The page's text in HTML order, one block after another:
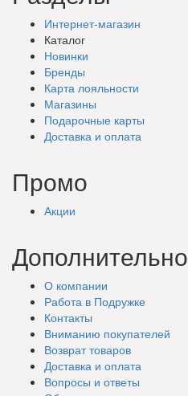
Интернет-магазин
Каталог
Новинки
Бренды
Карта лояльности
Магазины
Подарочные карты
Доставка и оплата
Промо
Акции
Дополнительно
О компании
Работа в Подружке
Контакты
Вниманию покупателей
Возврат товаров
Доставка и оплата
Вопросы и ответы